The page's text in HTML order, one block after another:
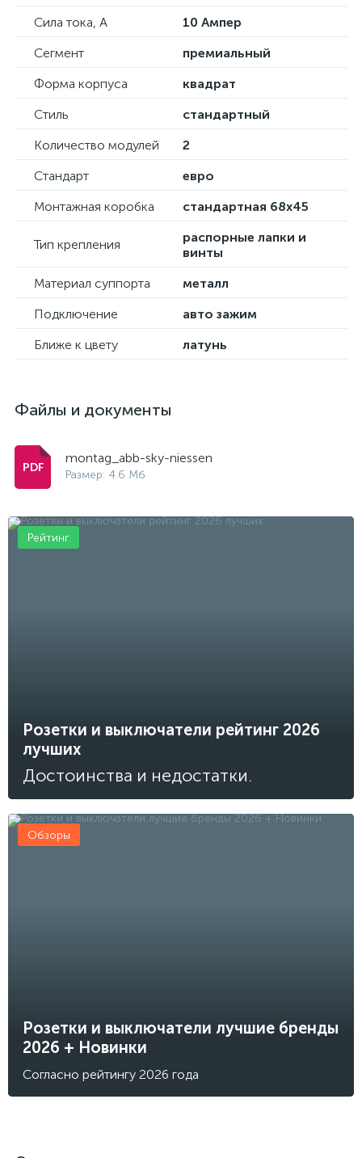
Сила тока, А
10 Ампер
Сегмент
премиальный
Форма корпуса
квадрат
Стиль
стандартный
Количество модулей
2
Стандарт
евро
Монтажная коробка
стандартная 68х45
Тип крепления
распорные лапки и
винты
Материал суппорта
металл
Подключение
авто зажим
Ближе к цвету
латунь
Файлы и документы
montag_abb-sky-niessen
Размер: 4.6 Мб
Розетки и выключатели рейтинг 2026
лучших
Достоинства и недостатки.
Рейтинг
Розетки и выключатели лучшие бренды
2026 + Новинки
Согласно рейтингу 2026 года
Обзоры